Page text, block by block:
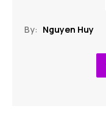
By: Nguyen Huy